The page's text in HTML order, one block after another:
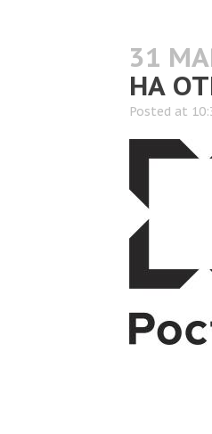
31
НА
Posted at